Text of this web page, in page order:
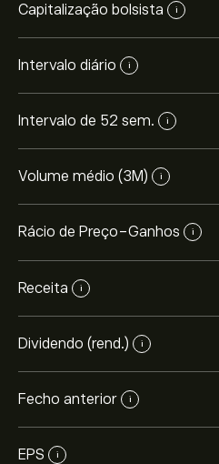
Capitalização bolsista i
Intervalo diário i
Intervalo de 52 sem. i
Volume médio (3M) i
Rácio de Preço-Ganhos i
Receita i
Dividendo (rend.) i
Fecho anterior i
EPS i